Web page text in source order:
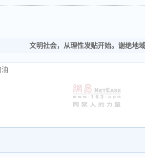
文明社会，从理性发贴开始。谢绝地